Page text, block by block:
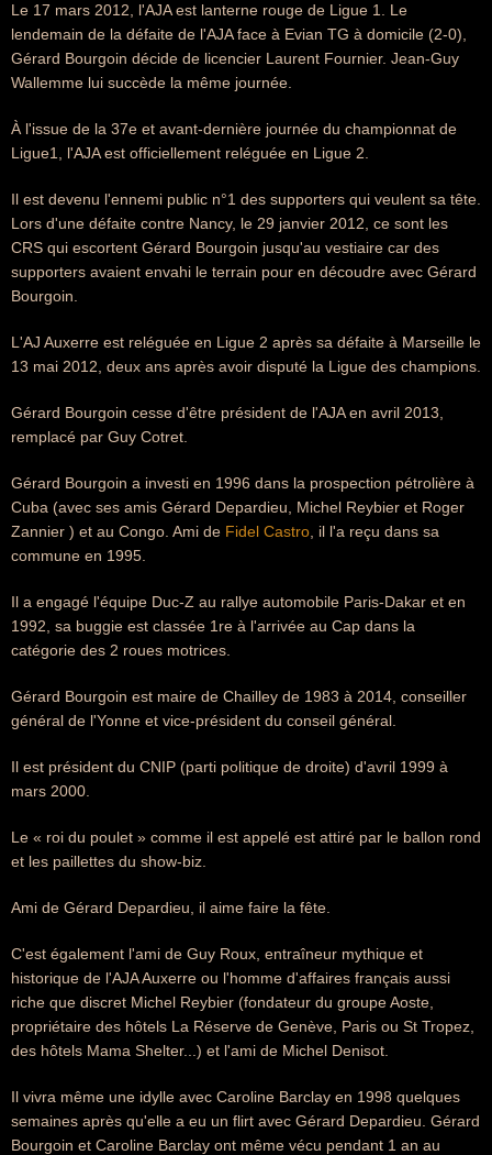
Le 17 mars 2012, l'AJA est lanterne rouge de Ligue 1. Le
lendemain de la défaite de l'AJA face à Evian TG à domicile (2-0),
Gérard Bourgoin décide de licencier Laurent Fournier. Jean-Guy
Wallemme lui succède la même journée.
À l'issue de la 37e et avant‑dernière journée du championnat de
Ligue1, l'AJA est officiellement reléguée en Ligue 2.
Il est devenu l'ennemi public n°1 des supporters qui veulent sa tête.
Lors d'une défaite contre Nancy, le 29 janvier 2012, ce sont les
CRS qui escortent Gérard Bourgoin jusqu'au vestiaire car des
supporters avaient envahi le terrain pour en découdre avec Gérard
Bourgoin.
L'AJ Auxerre est reléguée en Ligue 2 après sa défaite à Marseille le
13 mai 2012, deux ans après avoir disputé la Ligue des champions.
Gérard Bourgoin cesse d'être président de l'AJA en avril 2013,
remplacé par Guy Cotret.
Gérard Bourgoin a investi en 1996 dans la prospection pétrolière à
Cuba (avec ses amis Gérard Depardieu, Michel Reybier et Roger
Zannier ) et au Congo. Ami de Fidel Castro , il l'a reçu dans sa
commune en 1995.
Il a engagé l'équipe Duc-Z au rallye automobile Paris-Dakar et en
1992, sa buggie est classée 1re à l'arrivée au Cap dans la
catégorie des 2 roues motrices.
Gérard Bourgoin est maire de Chailley de 1983 à 2014, conseiller
général de l'Yonne et vice-président du conseil général.
Il est président du CNIP (parti politique de droite) d'avril 1999 à
mars 2000.
Le « roi du poulet » comme il est appelé est attiré par le ballon rond
et les paillettes du show-biz.
Ami de Gérard Depardieu, il aime faire la fête.
C'est également l'ami de Guy Roux, entraîneur mythique et
historique de l'AJA Auxerre ou l'homme d'affaires français aussi
riche que discret Michel Reybier (fondateur du groupe Aoste,
propriétaire des hôtels La Réserve de Genève, Paris ou St Tropez,
des hôtels Mama Shelter...) et l'ami de Michel Denisot.
Il vivra même une idylle avec Caroline Barclay en 1998 quelques
semaines après qu'elle a eu un flirt avec Gérard Depardieu. Gérard
Bourgoin et Caroline Barclay ont même vécu pendant 1 an au